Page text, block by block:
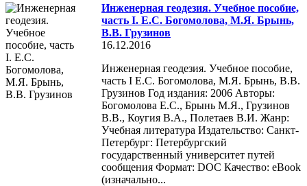
Инженерная геодезия. Учебное пособие,
часть I. Е.С. Богомолова, М.Я. Брынь,
В.В. Грузинов
16.12.2016
Инженерная геодезия. Учебное пособие,
часть I Е.С. Богомолова, М.Я. Брынь, В.В.
Грузинов Год издания: 2006 Авторы:
Богомолова Е.С., Брынь М.Я., Грузинов
В.В., Коугия В.А., Полетаев В.И. Жанр:
Учебная литература Издательство: Санкт-
Петербург: Петербургский
государственный университет путей
сообщения Формат: DOC Качество: eBook
(изначально...